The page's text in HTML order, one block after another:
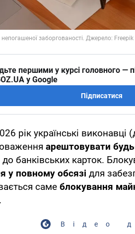
першими у курсі головного —
у Google
Підписатися
рік українські виконавці
арештовувати
банківських карток.
у повному обсязі для
саме блокування
.
Відео